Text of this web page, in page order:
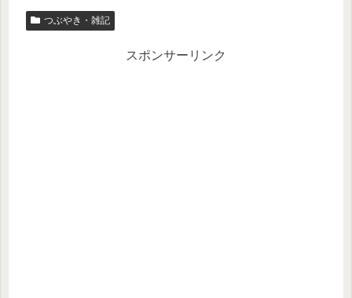
つぶやき・雑記
スポンサーリンク